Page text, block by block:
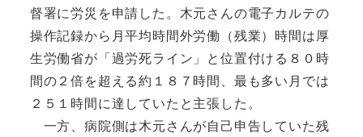
督署に労災を申請した。木元さんの電子カルテの
操作記録から月平均時間外労働（残業）時間は厚
生労働省が「過労死ライン」と位置付ける８０時
間の２倍を超える約１８７時間、最も多い月では
２５１時間に達していたと主張した。
一方、病院側は木元さんが自己申告していた残